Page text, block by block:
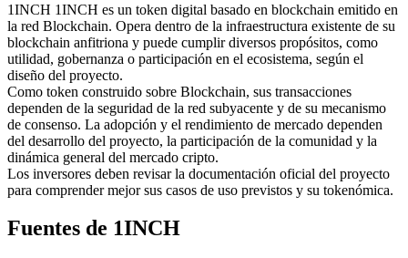
Copiar Trading
Únete a los mejores traders
1INCH 1INCH es un token digital basado en blockchain emitido en
la red Blockchain. Opera dentro de la infraestructura existente de su
blockchain anfitriona y puede cumplir diversos propósitos, como
utilidad, gobernanza o participación en el ecosistema, según el
diseño del proyecto.
Como token construido sobre Blockchain, sus transacciones
dependen de la seguridad de la red subyacente y de su mecanismo
de consenso. La adopción y el rendimiento de mercado dependen
del desarrollo del proyecto, la participación de la comunidad y la
dinámica general del mercado cripto.
Los inversores deben revisar la documentación oficial del proyecto
para comprender mejor sus casos de uso previstos y su tokenómica.
Fuentes de 1INCH